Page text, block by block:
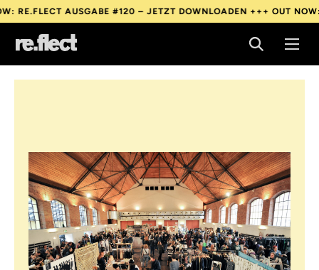
AUSGABE #120 – JETZT DOWNLOADEN +++OUT NOW:
AUSGABE #120 – JETZT DOWNLOADEN +++